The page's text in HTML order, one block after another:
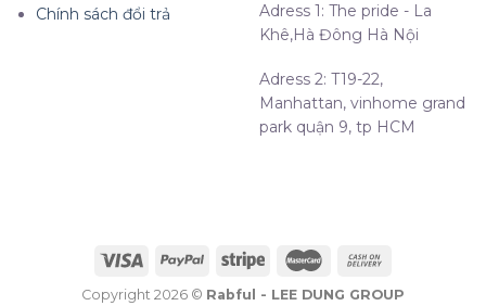
Chính sách đổi trả
Adress 1: The pride - La
Khê,Hà Đông Hà Nội
Adress 2: T19-22,
Manhattan, vinhome grand
park quận 9, tp HCM
Copyright 2026 © Rabful - LEE DUNG GROUP